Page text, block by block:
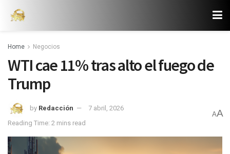
Home Negocios
WTI cae 11% tras alto el fuego de
Trump
by Redacción
7 abril, 2026
Reading Time: 2 mins read
AA